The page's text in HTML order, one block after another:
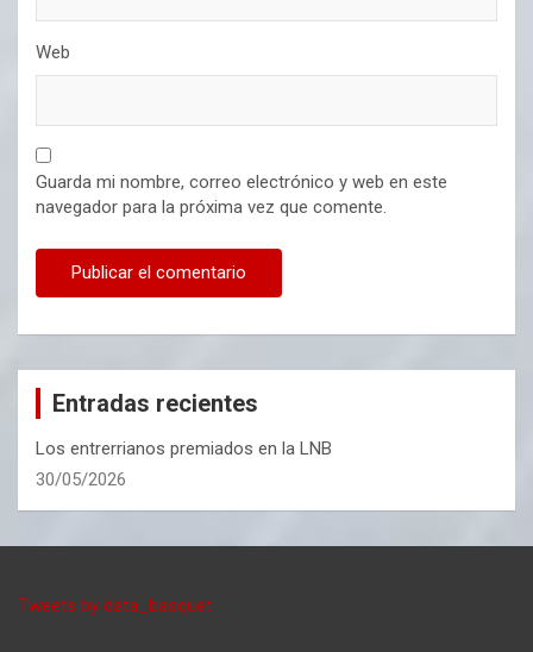
Web
Guarda mi nombre, correo electrónico y web en este
navegador para la próxima vez que comente.
Entradas recientes
Los entrerrianos premiados en la LNB
30/05/2026
Tweets by data_basquet